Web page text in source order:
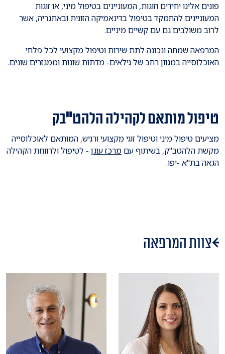
פונים אלינו יחידים וזוגות, המעוניינים בטיפול מיני, או זוגות
המעוניינים להתמקד בטיפול בדינאמיקה הזוגית ובאתגריה, אשר
לרוב משולבים גם עם קשיים מיניים.
המרפאה שמחה ונכונה לתת שירות וטיפול מקצועי לכל פלחי
האוכלוסייה במגוון רחב של גילאים- מדתות שונות וממגזרים שונים.
טיפול מותאם לקהילה הלהט"בק
מציעים טיפול מיני וטיפול זוגי מקצועי ורגיש, המותאם לאוכלוסייה
מקשת הלהטב"ק, בשיתוף עםמרכז עוגן - לטיפול ולרווחת הקהילה
הגאה בת"א -יפו.
צוות המרפאה